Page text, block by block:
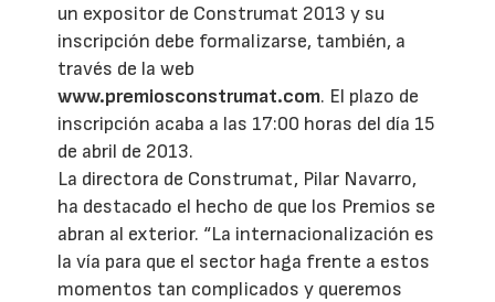
un expositor de Construmat 2013 y su
inscripción debe formalizarse, también, a
través de la web
www.premiosconstrumat.com. El plazo de
inscripción acaba a las 17:00 horas del día 15
de abril de 2013.
La directora de Construmat, Pilar Navarro,
ha destacado el hecho de que los Premios se
abran al exterior. “La internacionalización es
la vía para que el sector haga frente a estos
momentos tan complicados y queremos